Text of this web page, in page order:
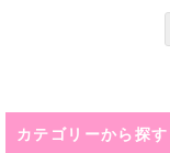
カテゴリーから探す